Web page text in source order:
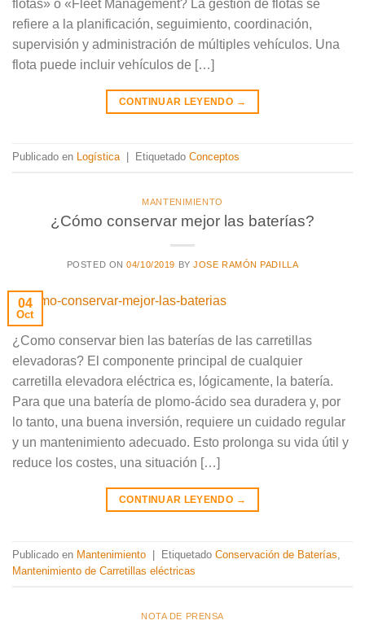
flotas» o «Fleet Management? La gestión de flotas se
refiere a la planificación, seguimiento, coordinación,
supervisión y administración de múltiples vehículos. Una
flota puede incluir vehículos de […]
CONTINUAR LEYENDO →
Publicado en Logística Etiquetado Conceptos
MANTENIMIENTO
¿Cómo conservar mejor las baterías?
POSTED ON04/10/2019 BYJOSE RAMÓN PADILLA
04
Oct
¿Como conservar bien las baterías de las carretillas
elevadoras? El componente principal de cualquier
carretilla elevadora eléctrica es, lógicamente, la batería.
Para que una batería de plomo-ácido sea duradera y, por
lo tanto, una buena inversión, requiere un cuidado regular
y un mantenimiento adecuado. Esto prolonga su vida útil y
reduce los costes, una situación […]
CONTINUAR LEYENDO →
Publicado en Mantenimiento Etiquetado Conservación de Baterías,
Mantenimiento de Carretillas eléctricas
NOTA DE PRENSA